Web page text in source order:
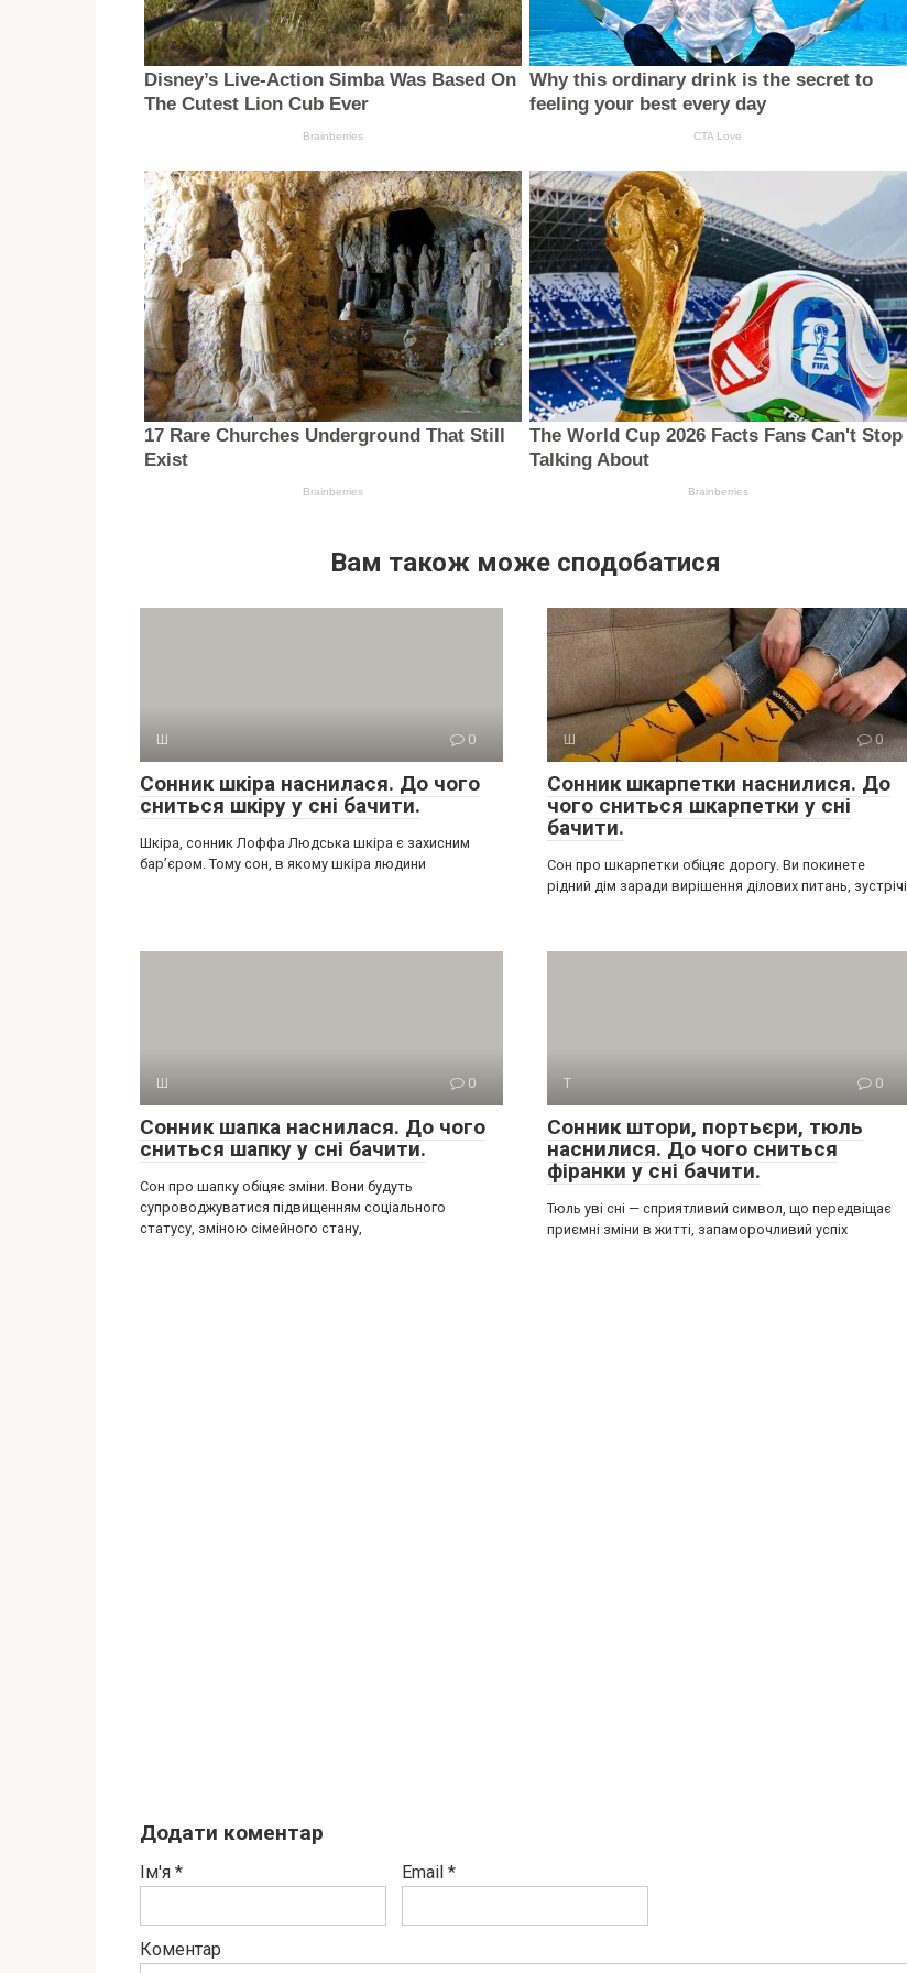
Вам також може сподобатися
Ш 0
Сонник шкіра наснилася. До чого
сниться шкіру у сні бачити.
Шкіра, сонник Лоффа Людська шкіра є захисним
бар’єром. Тому сон, в якому шкіра людини
Ш 0
Сонник шкарпетки наснилися. До
чого сниться шкарпетки у сні
бачити.
Сон про шкарпетки обіцяє дорогу. Ви покинете
рідний дім заради вирішення ділових питань, зустрічі
Ш 0
Сонник шапка наснилася. До чого
сниться шапку у сні бачити.
Сон про шапку обіцяє зміни. Вони будуть
супроводжуватися підвищенням соціального
статусу, зміною сімейного стану,
Т 0
Сонник штори, портьєри, тюль
наснилися. До чого сниться
фіранки у сні бачити.
Тюль уві сні — сприятливий символ, що передвіщає
приємні зміни в житті, запаморочливий успіх
Додати коментар
Ім'я * Email *
Коментар